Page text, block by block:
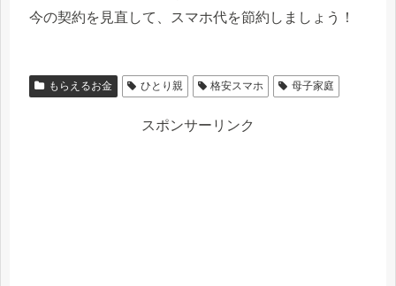
今の契約を見直して、スマホ代を節約しましょう！
もらえるお金 ひとり親 格安スマホ 母子家庭
スポンサーリンク